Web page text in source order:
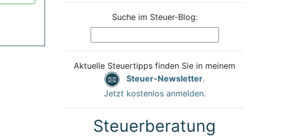
Suche im Steuer-Blog:
Aktuelle Steuertipps finden Sie in meinem
Steuer-Newsletter.
Jetzt kostenlos anmelden.
Steuerberatung